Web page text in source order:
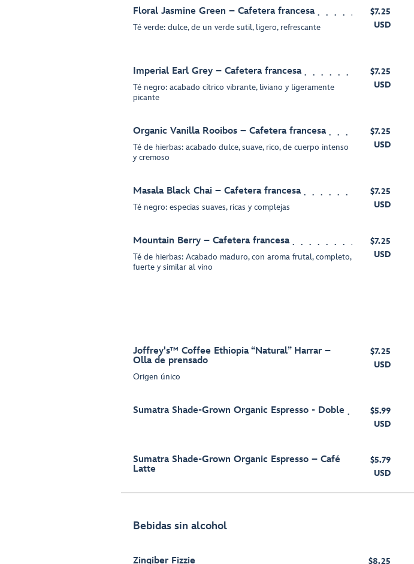
Floral Jasmine Green – Cafetera francesa
Té verde: dulce, de un verde sutil, ligero, refrescante
$7.25
USD
Imperial Earl Grey – Cafetera francesa
Té negro: acabado cítrico vibrante, liviano y ligeramente
picante
$7.25
USD
Organic Vanilla Rooibos – Cafetera francesa
Té de hierbas: acabado dulce, suave, rico, de cuerpo intenso
y cremoso
$7.25
USD
Masala Black Chai – Cafetera francesa
Té negro: especias suaves, ricas y complejas
$7.25
USD
Mountain Berry – Cafetera francesa
Té de hierbas: Acabado maduro, con aroma frutal, completo,
fuerte y similar al vino
$7.25
USD
Joffrey's™ Coffee Ethiopia “Natural” Harrar –
Olla de prensado
Origen único
$7.25
USD
Sumatra Shade-Grown Organic Espresso - Doble
$5.99
USD
Sumatra Shade-Grown Organic Espresso – Café
Latte
$5.79
USD
Bebidas sin alcohol
Zingiber Fizzie $8.25